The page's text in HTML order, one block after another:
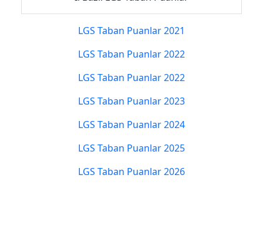
LGS Taban Puanlar 2021
LGS Taban Puanlar 2022
LGS Taban Puanlar 2022
LGS Taban Puanlar 2023
LGS Taban Puanlar 2024
LGS Taban Puanlar 2025
LGS Taban Puanlar 2026